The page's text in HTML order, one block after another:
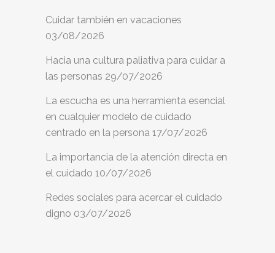
Cuidar también en vacaciones
03/08/2026
Hacia una cultura paliativa para cuidar a
las personas 29/07/2026
La escucha es una herramienta esencial
en cualquier modelo de cuidado
centrado en la persona 17/07/2026
La importancia de la atención directa en
el cuidado 10/07/2026
Redes sociales para acercar el cuidado
digno 03/07/2026